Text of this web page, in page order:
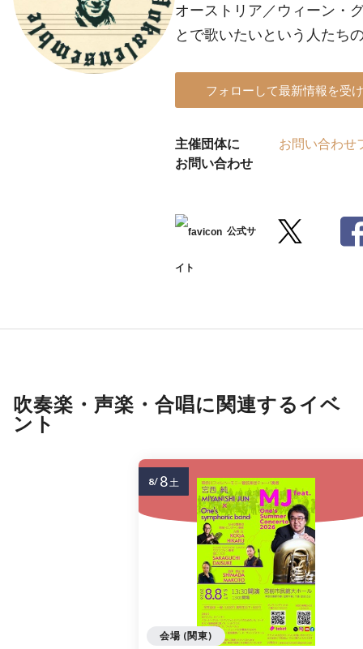
オーストリア／ウィーン・
とで歌いたいという人たち
フォローして最新情報を受
主催団体に
お問い合わせ
お問い合わせ
公式サ
イト
吹奏楽・声楽・合唱に関連するイベ
ント
会場 (関東)
8/ 8土